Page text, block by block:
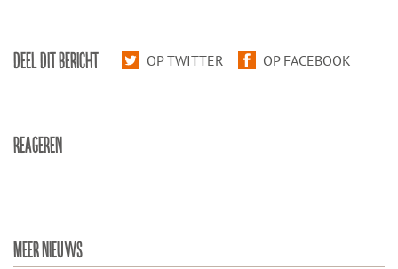
DEEL DIT BERICHT OP TWITTER OP FACEBOOK
REAGEREN
MEER NIEUWS